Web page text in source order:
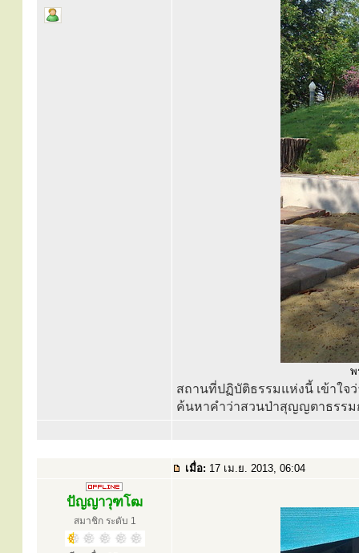
พ
สถานที่ปฏิบัติธรรมแห่งนี้ เข้าใจ
ค้นหาคำว่าสวนป่าสุญญตาธรรม
เมื่อ: 17 เม.ย. 2013, 06:04
ปัญญาวุฑโฒ
สมาชิก ระดับ 1